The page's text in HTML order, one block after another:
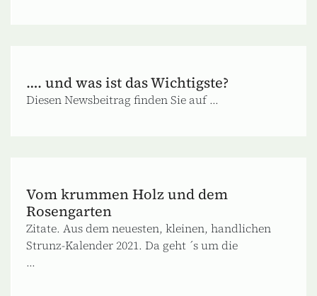
…. und was ist das Wichtigste?
Diesen Newsbeitrag finden Sie auf ...
Vom krummen Holz und dem
Rosengarten
Zitate. Aus dem neuesten, kleinen, handlichen
Strunz-Kalender 2021. Da geht ´s um die
...